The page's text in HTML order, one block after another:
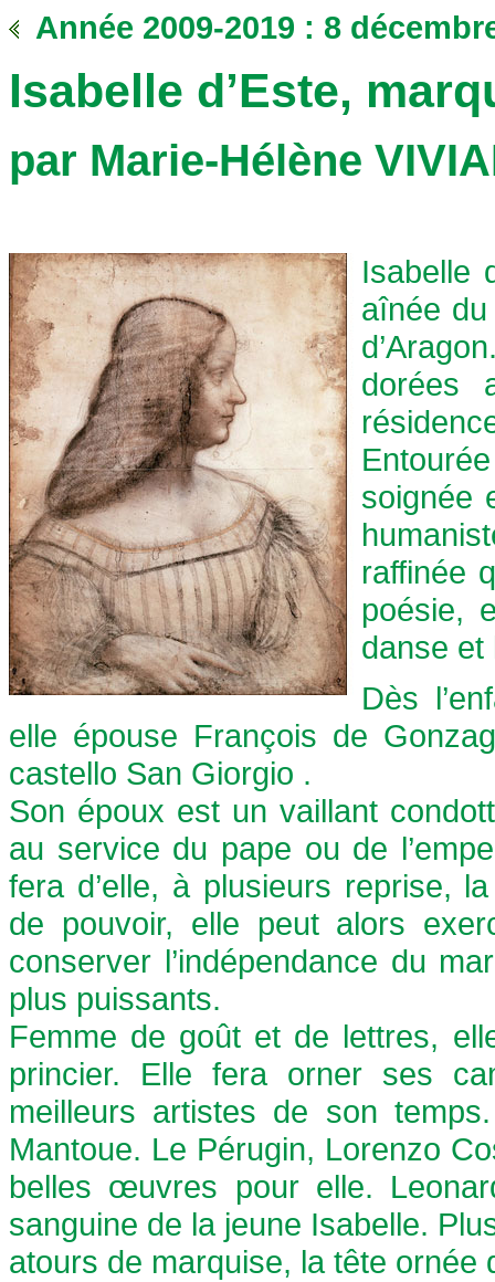
Année 2009-2019 : 8
Isabelle d’Este,
par Marie-Hélène
Isabelle
aînée
dorées
soignée
raffinée
poésie,
danse et
Dès
elle épouse François de
castello San Giorgio .
Son époux est un vaillant
au service du pape ou de
fera d’elle, à plusieurs reprise,
de pouvoir, elle peut alors
conserver l’indépendance du
plus puissants.
Femme de goût et de lettres,
princier. Elle fera orner ses
meilleurs artistes de son
Mantoue. Le Pérugin, Lorenzo
belles œuvres pour elle.
sanguine de la jeune Isabelle.
atours de marquise, la tête ornée